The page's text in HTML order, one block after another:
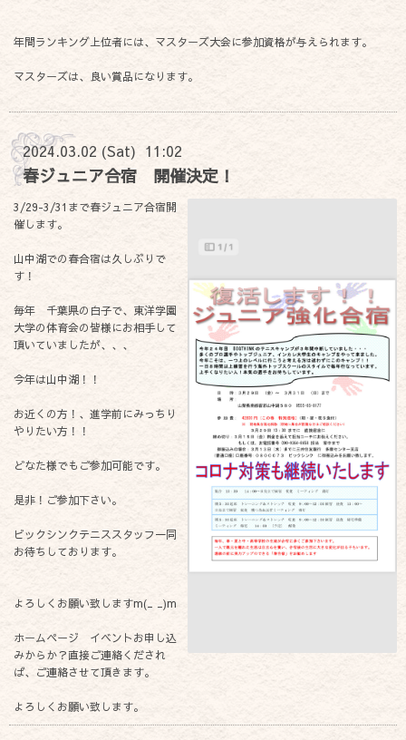
年間ランキング上位者には、マスターズ大会に参加資格が与えられます。
マスターズは、良い賞品になります。
2024.03.02 (Sat) 11:02
春ジュニア合宿 開催決定！
3/29-3/31まで春ジュニア合宿開
催します。
山中湖での春合宿は久しぶりで
す！
毎年 千葉県の白子で、東洋学園
大学の体育会の皆様にお相手して
頂いていましたが、、、
今年は山中湖！！
お近くの方！、進学前にみっちり
やりたい方！！
どなた様でもご参加可能です。
是非！ご参加下さい。
ビックシンクテニススタッフ一同
お待ちしております。
よろしくお願い致しますm(_ _)m
ホームページ イベントお申し込
みからか？直接ご連絡くだされ
ば、ご連絡させて頂きます。
よろしくお願い致します。